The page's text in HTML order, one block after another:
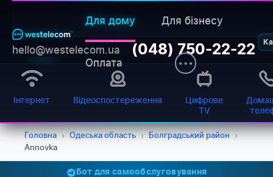
Для дому Для бізнесу
Оплата
hello@westelecom.ua (048) 750-22-22
Інтернет Відеоспостереження
Цифрове
TV
Головна › Одеська область › Болградський район ›
Annovka
Бот для самообслуговування